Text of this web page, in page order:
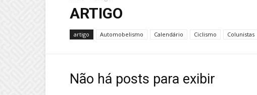
ARTIGO
artigo Automobelismo Calendário Ciclismo Colunistas
Não há posts para exibir